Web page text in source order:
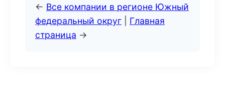
← Все компании в регионе Южный
федеральный округ
Главная
страница →